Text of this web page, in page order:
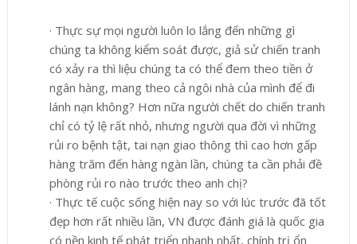
· Thực sự mọi người luôn lo lắng đến những gì
chúng ta không kiểm soát được, giả sử chiến tranh
có xảy ra thì liệu chúng ta có thể đem theo tiền ở
ngân hàng, mang theo cả ngôi nhà của mình để đi
lánh nạn không? Hơn nữa người chết do chiến tranh
chỉ có tỷ lệ rất nhỏ, nhưng người qua đời vì những
rủi ro bệnh tật, tai nạn giao thông thì cao hơn gấp
hàng trăm đến hàng ngàn lần, chúng ta cần phải đề
phòng rủi ro nào trước theo anh chị?
· Thực tế cuộc sống hiện nay so với lúc trước đã tốt
đẹp hơn rất nhiều lần, VN được đánh giá là quốc gia
có nền kinh tế phát triển nhanh nhất, chính trị ổn